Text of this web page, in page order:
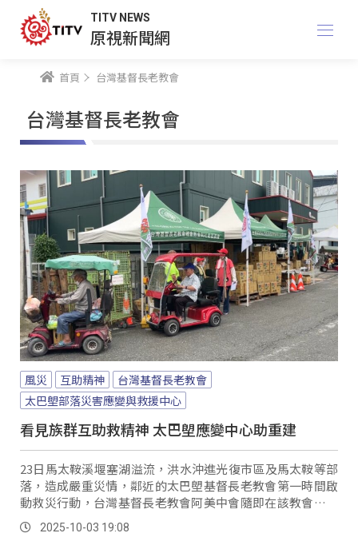
TITV NEWS
原視新聞網
首頁 台灣基督長老教會
台灣基督長老教會
風災 互助精神
台灣基督長老教會
太巴塱部落災害應變與救援中心
看見族群互助救精神 太巴塱應變中心助重建
23日馬太鞍溪堰塞湖溢流，洪水沖進光復市區及馬太鞍等部
落，造成嚴重災情，鄰近的太巴塱基督長老教會第一時間啟
動救災行動，台灣基督長老教會阿美中會隨即在該教會設立
「太巴塱部落災害應變與救援中心」，統籌協調後續救援與
支援工作。
2025-10-03 19:08